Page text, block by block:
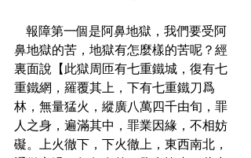
報障第一個是阿鼻地獄，我們要受阿
鼻地獄的苦，地獄有怎麼樣的苦呢？經
裏面說【此獄周匝有七重鐵城，復有七
重鐵網，羅覆其上，下有七重鐵刀爲
林，無量猛火，縱廣八萬四千由旬，罪
人之身，遍滿其中，罪業因緣，不相妨
礙。上火徹下，下火徹上，東西南北，